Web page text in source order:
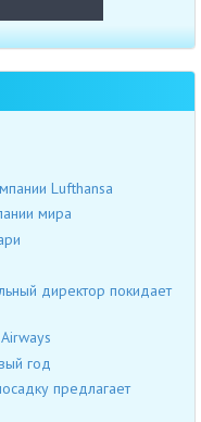
Lufthansa
мира
директор покидает
год
предлагает